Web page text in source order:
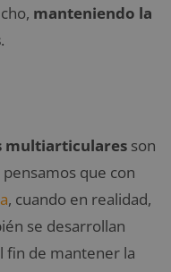
manteniendo la
.
multiarticulares son
que con
, cuando en realidad,
se desarrollan
fin de mantener la